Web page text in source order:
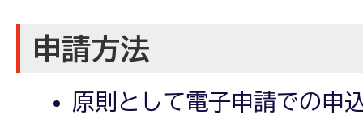
申請方法
原則として電子申請での申